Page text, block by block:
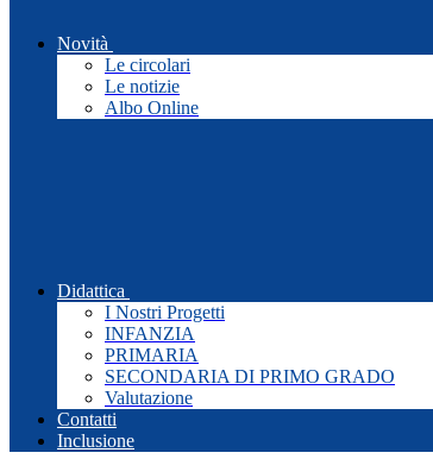
Novità
Le circolari
Le notizie
Albo Online
Didattica
I Nostri Progetti
INFANZIA
PRIMARIA
SECONDARIA DI PRIMO GRADO
Valutazione
Contatti
Inclusione